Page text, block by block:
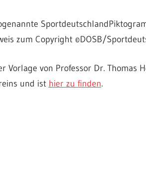
zum Copyright ©DOSB/
Vorlage von Professor Dr. Thomas
und ist hier zu finden.